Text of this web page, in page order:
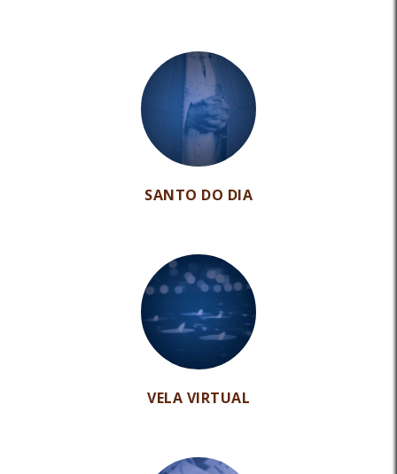
SANTO DO DIA
VELA VIRTUAL